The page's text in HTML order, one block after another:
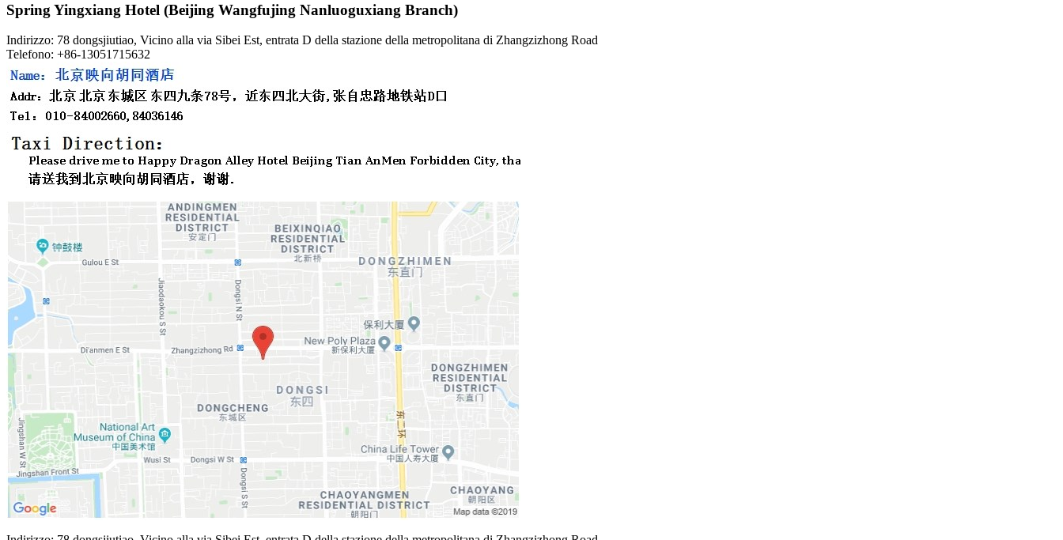
Spring Yingxiang Hotel (Beijing Wangfujing Nanluoguxiang Branch)
Indirizzo: 78 dongsjiutiao, Vicino alla via Sibei Est, entrata D della stazione della metropolitana di Zhangzizhong Road
Telefono: +86-13051715632